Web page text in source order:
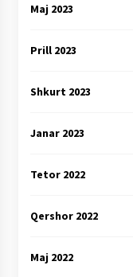
Maj 2023
Prill 2023
Shkurt 2023
Janar 2023
Tetor 2022
Qershor 2022
Maj 2022